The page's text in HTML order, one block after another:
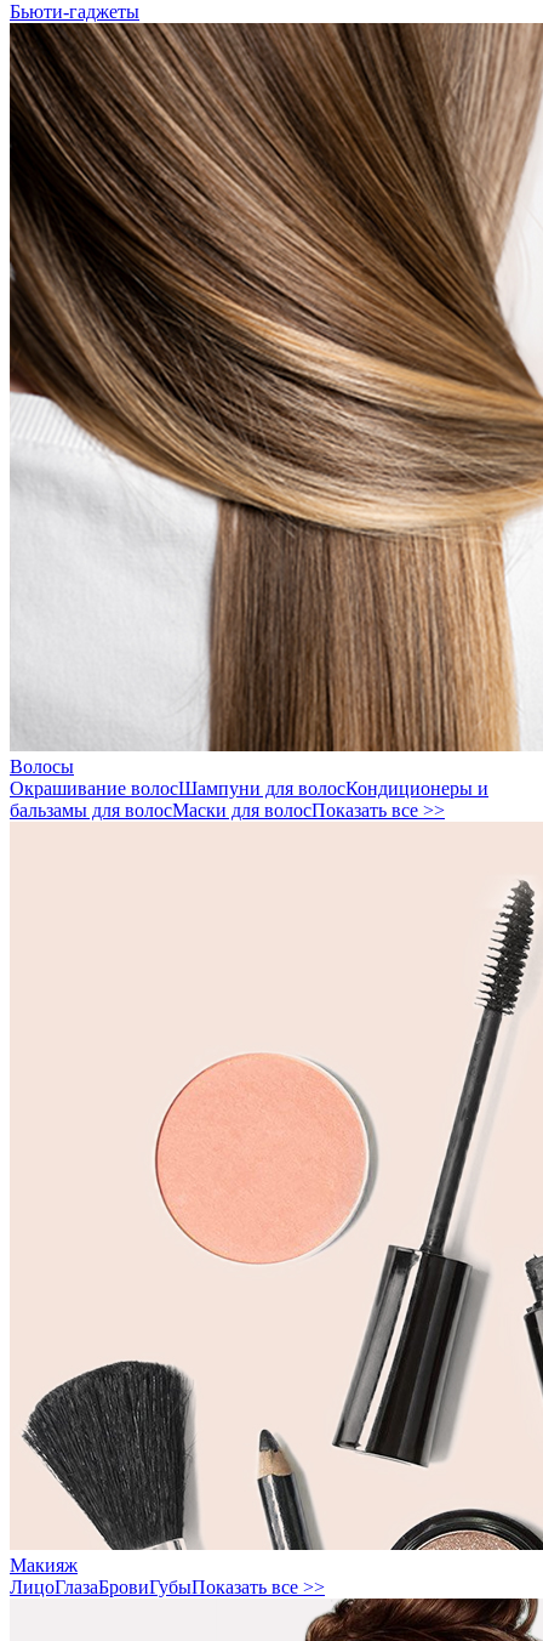
Бьюти-гаджеты
Волосы
Окрашивание волосШампуни для волосКондиционеры и
бальзамы для волосМаски для волосПоказать все >>
Макияж
ЛицоГлазаБровиГубыПоказать все >>